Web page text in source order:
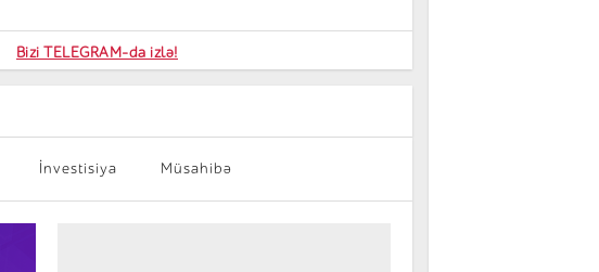
Kart sifarişi
Bizi TELEGRAM-da izlə!
İnvestisiya Müsahibə